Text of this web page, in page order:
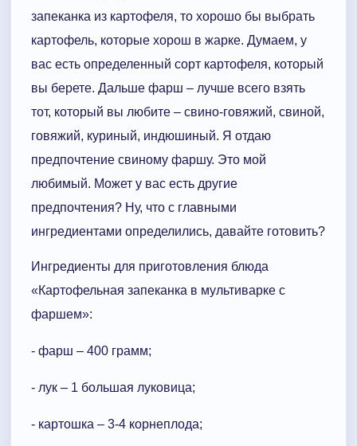
запеканка из картофеля, то хорошо бы выбрать
картофель, которые хорош в жарке. Думаем, у
вас есть определенный сорт картофеля, который
вы берете. Дальше фарш – лучше всего взять
тот, который вы любите – свино-говяжий, свиной,
говяжий, куриный, индюшиный. Я отдаю
предпочтение свиному фаршу. Это мой
любимый. Может у вас есть другие
предпочтения? Ну, что с главными
ингредиентами определились, давайте готовить?
Ингредиенты для приготовления блюда
«Картофельная запеканка в мультиварке с
фаршем»:
- фарш – 400 грамм;
- лук – 1 большая луковица;
- картошка – 3-4 корнеплода;